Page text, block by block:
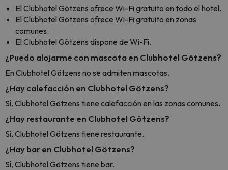
El Clubhotel Götzens ofrece Wi-Fi gratuito en todo el hotel.
El Clubhotel Götzens ofrece Wi-Fi gratuito en zonas
comunes.
El Clubhotel Götzens dispone de Wi-Fi.
¿Puedo alojarme con mascota en Clubhotel Götzens?
En Clubhotel Götzens no se admiten mascotas.
¿Hay calefacción en Clubhotel Götzens?
Sí, Clubhotel Götzens tiene calefacción en las zonas comunes.
¿Hay restaurante en Clubhotel Götzens?
Sí, Clubhotel Götzens tiene restaurante.
¿Hay bar en Clubhotel Götzens?
Sí, Clubhotel Götzens tiene bar.